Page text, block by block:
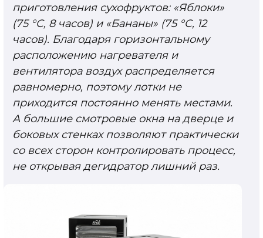
приготовления сухофруктов: «Яблоки»
(75 °C, 8 часов) и «Бананы» (75 °C, 12
часов). Благодаря горизонтальному
расположению нагревателя и
вентилятора воздух распределяется
равномерно, поэтому лотки не
приходится постоянно менять местами.
А большие смотровые окна на дверце и
боковых стенках позволяют практически
со всех сторон контролировать процесс,
не открывая дегидратор лишний раз.